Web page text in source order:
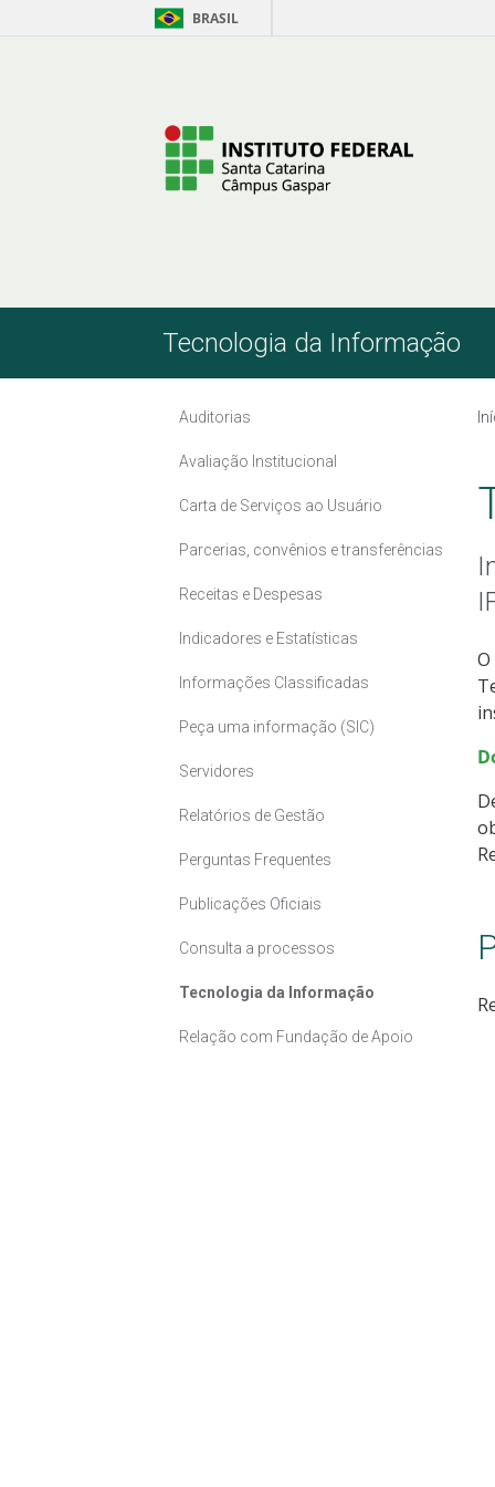
Pular para o Conteúdo BRASIL
Tecnologia da Informação
Auditorias
Avaliação Institucional
Carta de Serviços ao Usuário
Parcerias, convênios e transferências
Receitas e Despesas
Indicadores e Estatísticas
Informações Classificadas
Peça uma informação (SIC)
Servidores
Relatórios de Gestão
Perguntas Frequentes
Publicações Oficiais
Consulta a processos
Tecnologia da Informação
Relação com Fundação de Apoio